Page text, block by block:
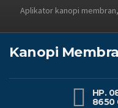
Aplikator kanopi
Kanopi
HP.
8650